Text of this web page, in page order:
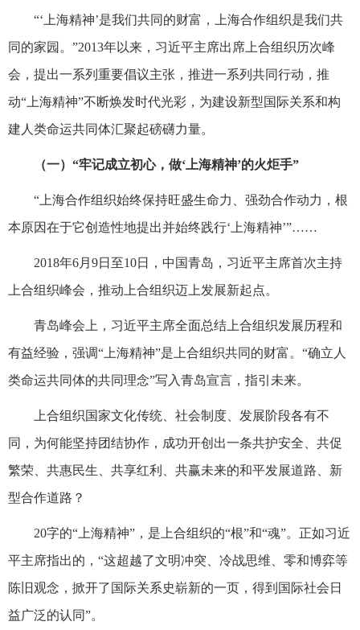
“‘上海精神’是我们共同的财富，上海合作组织是我们共
同的家园。”2013年以来，习近平主席出席上合组织历次峰
会，提出一系列重要倡议主张，推进一系列共同行动，推
动“上海精神”不断焕发时代光彩，为建设新型国际关系和构
建人类命运共同体汇聚起磅礴力量。
（一）“牢记成立初心，做‘上海精神’的火炬手”
“上海合作组织始终保持旺盛生命力、强劲合作动力，根
本原因在于它创造性地提出并始终践行‘上海精神’”……
2018年6月9日至10日，中国青岛，习近平主席首次主持
上合组织峰会，推动上合组织迈上发展新起点。
青岛峰会上，习近平主席全面总结上合组织发展历程和
有益经验，强调“上海精神”是上合组织共同的财富。“确立人
类命运共同体的共同理念”写入青岛宣言，指引未来。
上合组织国家文化传统、社会制度、发展阶段各有不
同，为何能坚持团结协作，成功开创出一条共护安全、共促
繁荣、共惠民生、共享红利、共赢未来的和平发展道路、新
型合作道路？
20字的“上海精神”，是上合组织的“根”和“魂”。正如习近
平主席指出的，“这超越了文明冲突、冷战思维、零和博弈等
陈旧观念，掀开了国际关系史崭新的一页，得到国际社会日
益广泛的认同”。